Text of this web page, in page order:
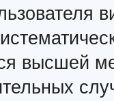
высшей